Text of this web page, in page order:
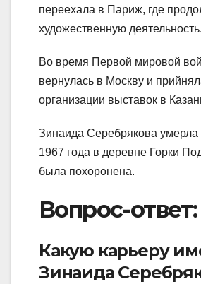
переехала в Париж, где
художественную деятельность.
Во время Первой мировой
вернулась в Москву и
организации выставок в
Зинаида Серебрякова умерла
1967 года в деревне Горки
была похоронена.
Вопрос-ответ:
Какую карьеру
Зинаида